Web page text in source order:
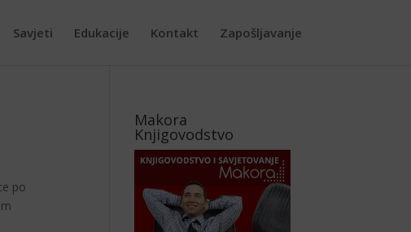
Savjeti Edukacije Kontakt Zapošljavanje
po
Makora
Knjigovodstvo